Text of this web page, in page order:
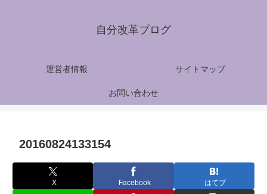
自分改革ブログ
運営者情報 サイトマップ
お問い合わせ
20160824133154
X Facebook はてブ